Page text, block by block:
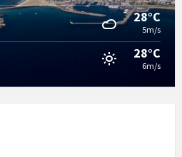
28°C
5m/s
28°C
6m/s